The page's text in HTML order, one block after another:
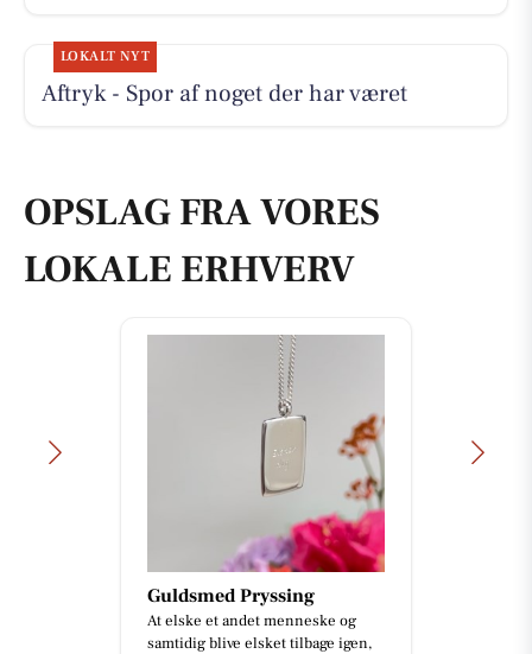
LOKALT NYT
Aftryk - Spor af noget der har været
OPSLAG FRA VORES
LOKALE ERHVERV
Guldsmed Pryssing
At elske et andet menneske og
samtidig blive elsket tilbage igen,